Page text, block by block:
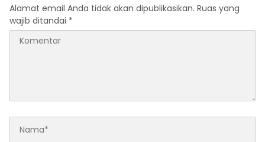
Alamat email Anda tidak akan dipublikasikan. Ruas yang
wajib ditandai *